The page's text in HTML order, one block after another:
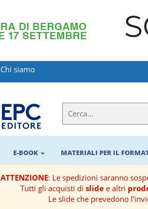
Chi siamo
E-BOOK MATERIALI PER IL
ATTENZIONE: Le spedizioni saranno
Tutti gli acquisti di slidee altri
Le slide che prevedono